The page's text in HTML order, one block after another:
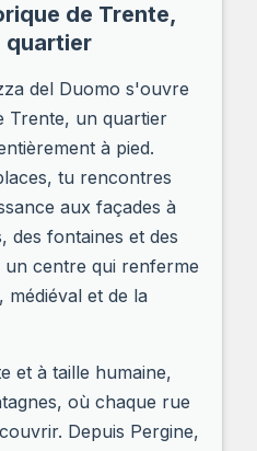
de Trente,
quartier
del Duomo s'ouvre
Trente, un quartier
à pied.
tu rencontres
aux façades à
des fontaines et des
un centre qui renferme
médiéval et de la
et à taille humaine,
où chaque rue
Depuis Pergine,